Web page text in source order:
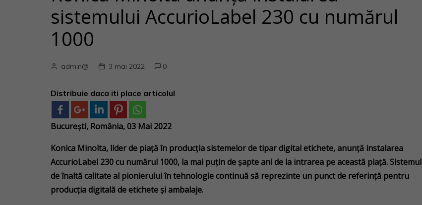
sistemului AccurioLabel 230 cu numărul
1000
admin@ 3 mai 2022 0
Distribuie daca iti place articolul
București, România, 03 Mai 2022
Konica Minolta, lider de piață în producția sistemelor de tipar digital etichete, anunță instalarea
AccurioLabel 230 cu numărul 1000, la mai puțin de șapte ani de la intrarea pe această piață. Sistemul
de înaltă calitate al pionierului în tehnologie continuă să reprezinte un punct de referință pentru
producția digitală de etichete și ambalaje.